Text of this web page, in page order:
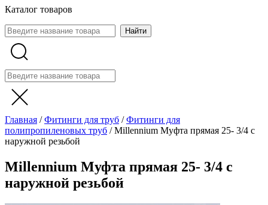
Каталог товаров
Главная /Фитинги для труб /Фитинги для
полипропиленовых труб /Millennium Муфта прямая 25- 3/4 с
наружной резьбой
Millennium Муфта прямая 25- 3/4 с
наружной резьбой